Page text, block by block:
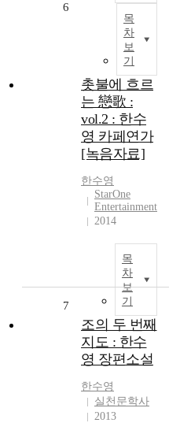
목
차
보
기
6
촛불에 흐르
는 戀歌 :
vol.2 : 한수
영 카페연가
[녹음자료]
한수영
StarOne
Entertainment
2014
목
차
보
기
7
조의 두 번째
지도 : 한수
영 장편소설
한수영
실천문학사
2013